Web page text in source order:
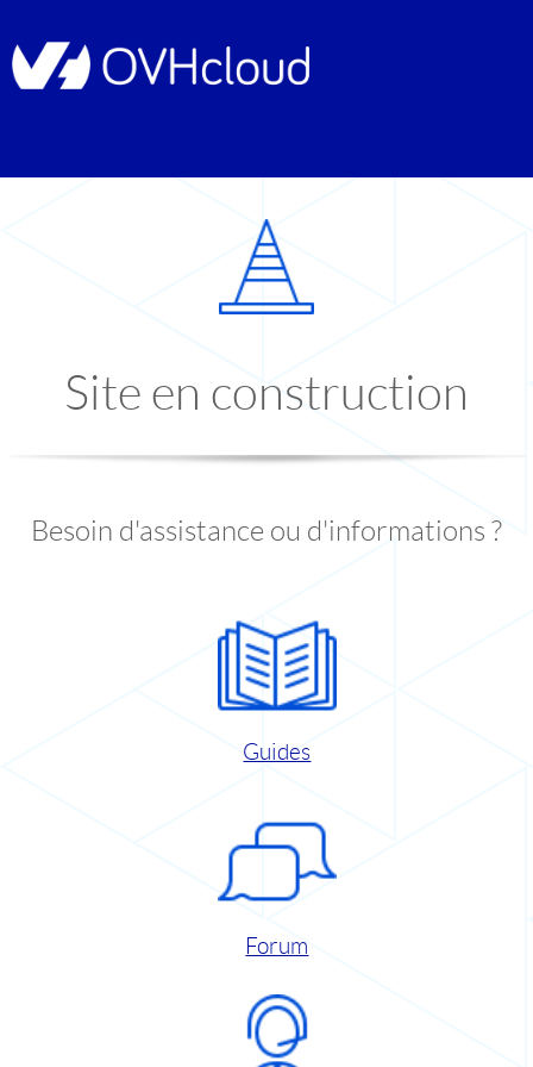
Site en construction
Besoin d'assistance ou d'informations ?
Guides
Forum